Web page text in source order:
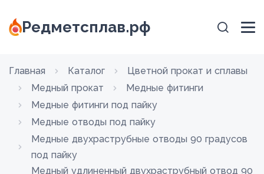
Редметсплав.рф
Главная Каталог
Цветной прокат и сплавы
Медный прокат
Медные фитинги
Медные фитинги под пайку
Медные отводы под пайку
Медные двухраструбные отводы 90 градусов
под пайку
Медный удлиненный двухраструбный отвод 90